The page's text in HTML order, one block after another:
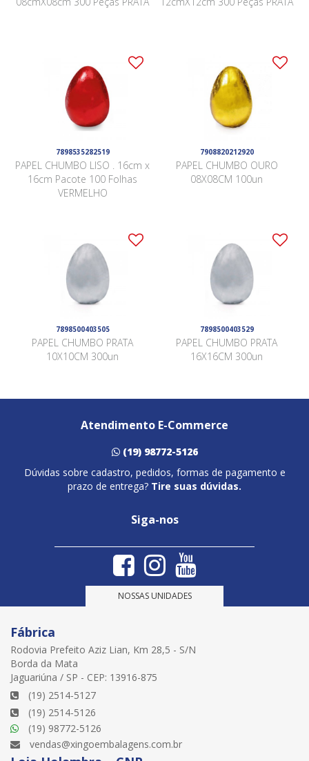
7898535282519
PAPEL CHUMBO LISO . 16cm x
16cm Pacote 100 Folhas
VERMELHO
7908820212920
PAPEL CHUMBO OURO
08X08CM 100un
7898500403505
PAPEL CHUMBO PRATA
10X10CM 300un
7898500403529
PAPEL CHUMBO PRATA
16X16CM 300un
Atendimento E-Commerce
(19) 98772-5126
Dúvidas sobre cadastro, pedidos, formas de pagamento e
prazo de entrega? Tire suas dúvidas.
Siga-nos
NOSSAS UNIDADES
Fábrica
Rodovia Prefeito Aziz Lian, Km 28,5 - S/N
Borda da Mata
Jaguariúna / SP - CEP: 13916-875
(19) 2514-5127
(19) 2514-5126
(19) 98772-5126
vendas@xingoembalagens.com.br